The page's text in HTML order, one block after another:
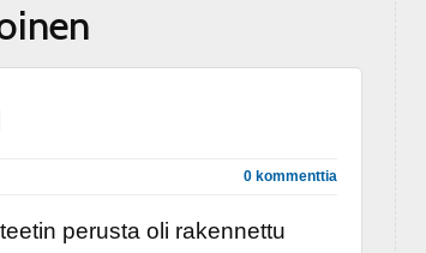
0 kommenttia
perusta oli rakennettu